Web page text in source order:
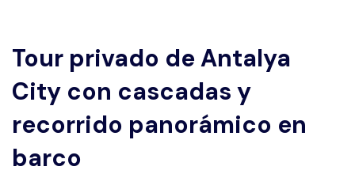
turco
Estanbul
Antalya
Pamukkale
Blog
Contacto
Tour privado de Antalya
City con cascadas y
recorrido panorámico en
barco